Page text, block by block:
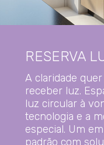
RESERVA
A claridade
receber luz.
luz circular à
tecnologia e a
especial. Um
padrão com